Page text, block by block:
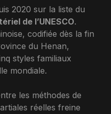
2020 sur la liste du
de l’UNESCO.
codifiée dès la fin
du Henan,
styles familiaux
mondiale.
les méthodes de
réelles freine